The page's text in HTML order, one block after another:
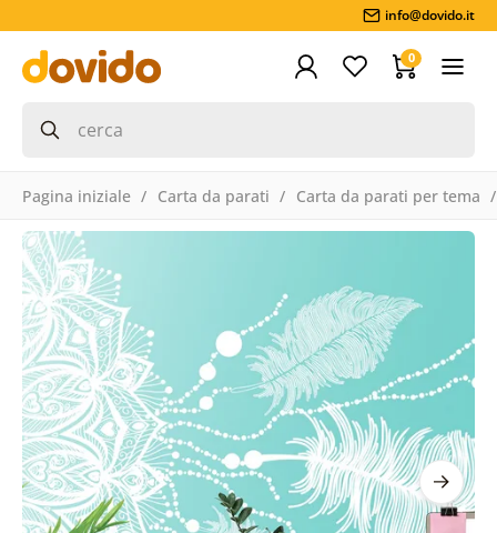
info@dovido.it
0
Pagina iniziale Carta da parati Carta da parati per tema